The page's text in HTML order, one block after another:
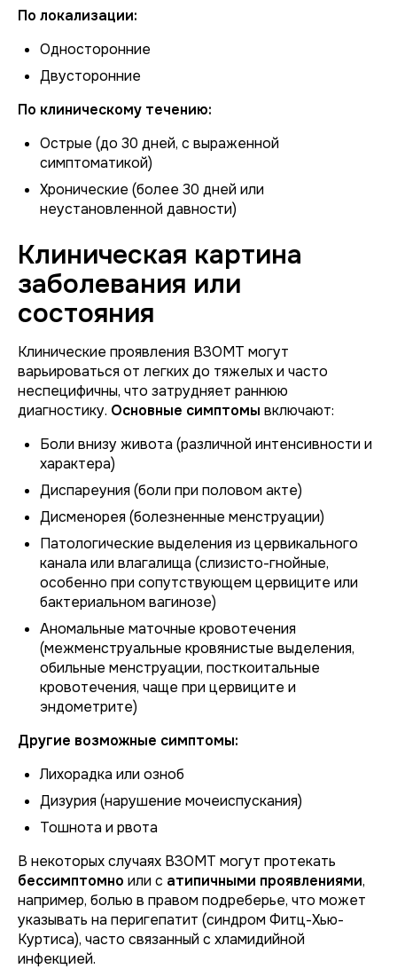
По локализации:
Односторонние
Двусторонние
По клиническому течению:
Острые (до 30 дней, с выраженной
симптоматикой)
Хронические (более 30 дней или
неустановленной давности)
Клиническая картина
заболевания или
состояния
Клинические проявления ВЗОМТ могут
варьироваться от легких до тяжелых и часто
неспецифичны, что затрудняет раннюю
диагностику. Основные симптомы включают:
Боли внизу живота (различной интенсивности и
характера)
Диспареуния (боли при половом акте)
Дисменорея (болезненные менструации)
Патологические выделения из цервикального
канала или влагалища (слизисто-гнойные,
особенно при сопутствующем цервиците или
бактериальном вагинозе)
Аномальные маточные кровотечения
(межменструальные кровянистые выделения,
обильные менструации, посткоитальные
кровотечения, чаще при цервиците и
эндометрите)
Другие возможные симптомы:
Лихорадка или озноб
Дизурия (нарушение мочеиспускания)
Тошнота и рвота
В некоторых случаях ВЗОМТ могут протекать
бессимптомно или с атипичными проявлениями,
например, болью в правом подреберье, что может
указывать на перигепатит (синдром Фитц-Хью-
Куртиса), часто связанный с хламидийной
инфекцией.